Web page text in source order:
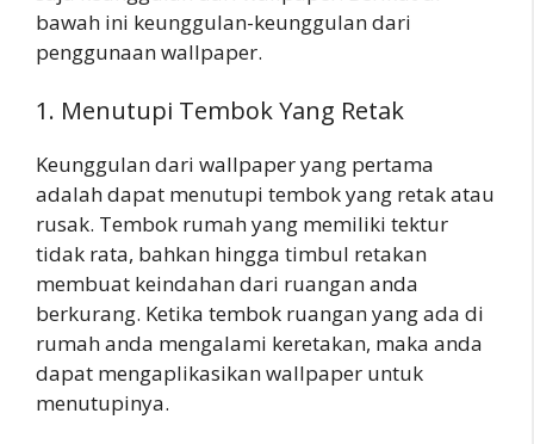
bawah ini keunggulan-keunggulan dari
penggunaan wallpaper.
1. Menutupi Tembok Yang Retak
Keunggulan dari wallpaper yang pertama
adalah dapat menutupi tembok yang retak atau
rusak. Tembok rumah yang memiliki tektur
tidak rata, bahkan hingga timbul retakan
membuat keindahan dari ruangan anda
berkurang. Ketika tembok ruangan yang ada di
rumah anda mengalami keretakan, maka anda
dapat mengaplikasikan wallpaper untuk
menutupinya.